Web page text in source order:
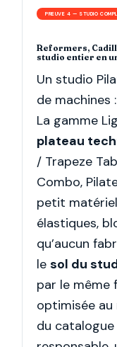
PREUVE 4 — STUDIO
Reformers,
studio entier en
Un studio
de machines
La gamme
plateau
/ Trapeze
Combo,
petit
élastiques,
qu’aucun
le sol du
par le même
optimisée au
du catalogue